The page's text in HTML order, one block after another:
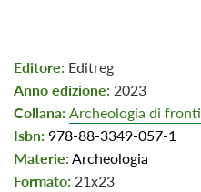
Editore: Editreg
Anno edizione: 2023
Collana: Archeologia di
Isbn: 978-88-3349-057-1
Materie:Archeologia
Formato: 21x23